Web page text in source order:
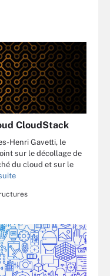
CloudStack
Henri Gavetti, le
sur le décollage de
du cloud et sur le